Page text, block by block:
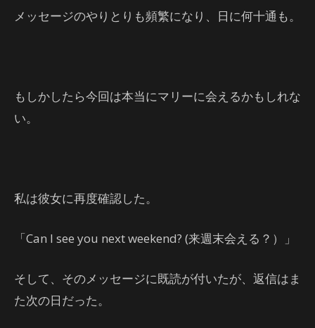
メッセージのやりとりも頻繁になり、日に何十通も。
もしかしたら今回は本当にマリーに会えるかもしれな
い。
私は彼女に再度確認した。
「Can I see you next weekend? (来週末会える？）」
そして、そのメッセージに既読が付いたが、返信はま
た次の日だった。